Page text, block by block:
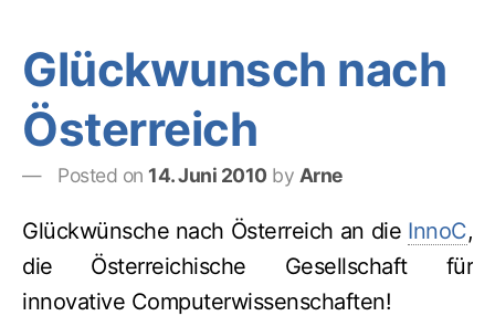
Glückwunsch nach
Österreich
Posted on 14. Juni 2010 by Arne
Glückwünsche nach Österreich an die InnoC,
die Österreichische Gesellschaft für
innovative Computerwissenschaften!